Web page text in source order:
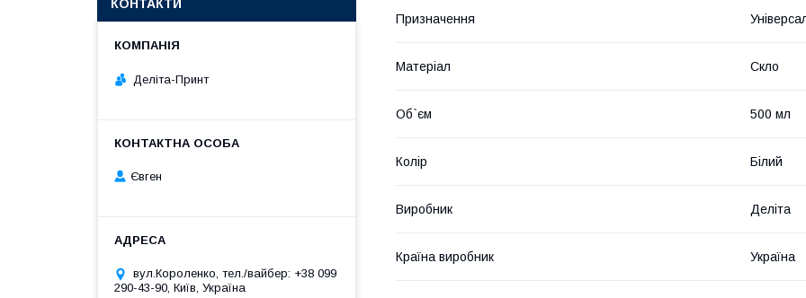
Призначення
Матеріал Скло
Об`єм 500 мл
Колір Білий
Виробник Деліта
Країна виробник Україна
КОНТАКТИ
Деліта-Принт
Євген
вул.Короленко, тел./вайбер: +38 099
290-43-90, Київ, Україна